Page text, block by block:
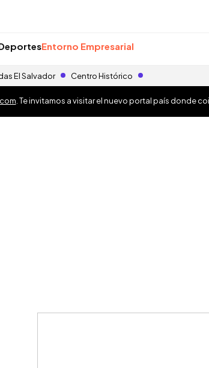
Entorno Empresarial
El Salvador Centro Histórico
. Te invitamos a visitar el nuevo portal país donde